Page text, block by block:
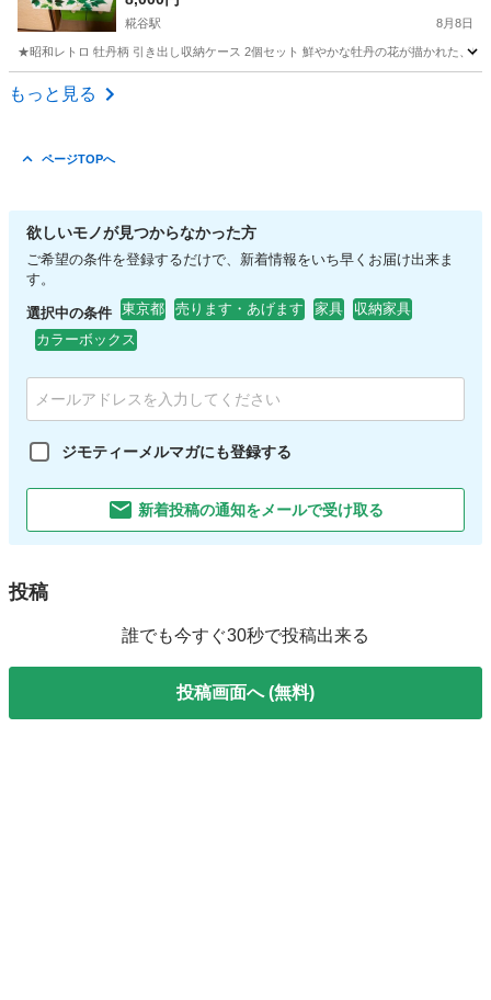
糀谷駅 8月8日
★昭和レトロ 牡丹柄 引き出し収納ケース 2個セット 鮮やかな牡丹の花が描かれた、
東京 大田区
もっと見る
ページTOPへ
欲しいモノが見つからなかった方
ご希望の条件を登録するだけで、新着情報をいち早くお届け出来ま
す。
選択中の条件 東京都 売ります・あげます 家具
収納家具
カラーボックス
ジモティーメルマガにも登録する
新着投稿の通知をメールで受け取る
投稿
誰でも今すぐ30秒で投稿出来る
投稿画面へ (無料)